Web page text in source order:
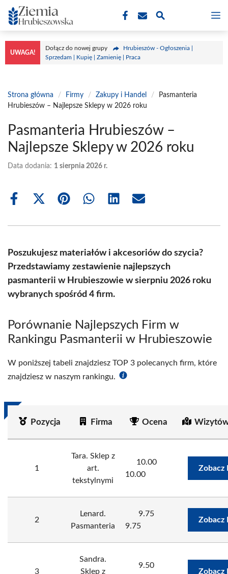
Przejdź
do
treści
UWAGA!
Dołącz do nowej grupy
Hrubieszów - Ogłoszenia |
Sprzedam | Kupię | Zamienię | Praca
Strona główna / Firmy / Zakupy i Handel /
Pasmanteria
Hrubieszów – Najlepsze Sklepy w 2026 roku
Pasmanteria Hrubieszów –
Najlepsze Sklepy w 2026 roku
Data dodania: 1 sierpnia 2026 r.
Share
Share
(Twitter)
Share Share Share Share
Poszukujesz materiałów i akcesoriów do szycia?
Przedstawiamy zestawienie najlepszych
pasmanterii w Hrubieszowie w sierpniu 2026 roku
wybranych spośród 4 firm.
Porównanie Najlepszych Firm w
Rankingu Pasmanterii w Hrubieszowie
W poniższej tabeli znajdziesz TOP 3 polecanych firm, które
znajdziesz w naszym rankingu.
Pozycja Firma Ocena
1
Tara. Sklep z
art.
tekstylnymi
10.00
10.00
Zobacz
2
Lenard.
Pasmanteria
9.75
9.75
Zobacz
3
Sandra.
Sklep z
9.50
Zobacz